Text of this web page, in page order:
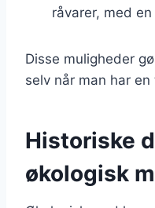
råvarer, med
Disse muligheder
selv når man har
Historiske
økologisk